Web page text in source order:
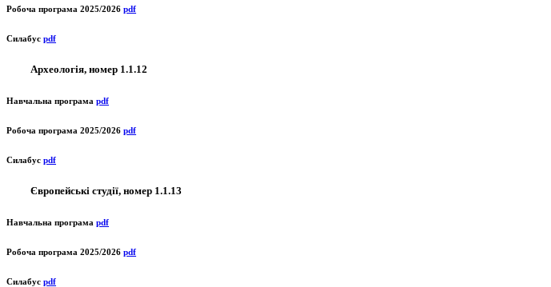
Робоча програма 2025/2026 pdf
Силабус pdf
Археологія, номер 1.1.12
Навчальна програма pdf
Робоча програма 2025/2026 pdf
Силабус pdf
Європейські студії, номер 1.1.13
Навчальна програма pdf
Робоча програма 2025/2026 pdf
Силабус pdf